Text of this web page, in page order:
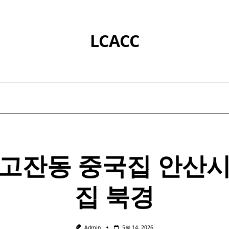
LCACC
잔동 중국집 안산
집 북경
Admin 5월 14, 2026